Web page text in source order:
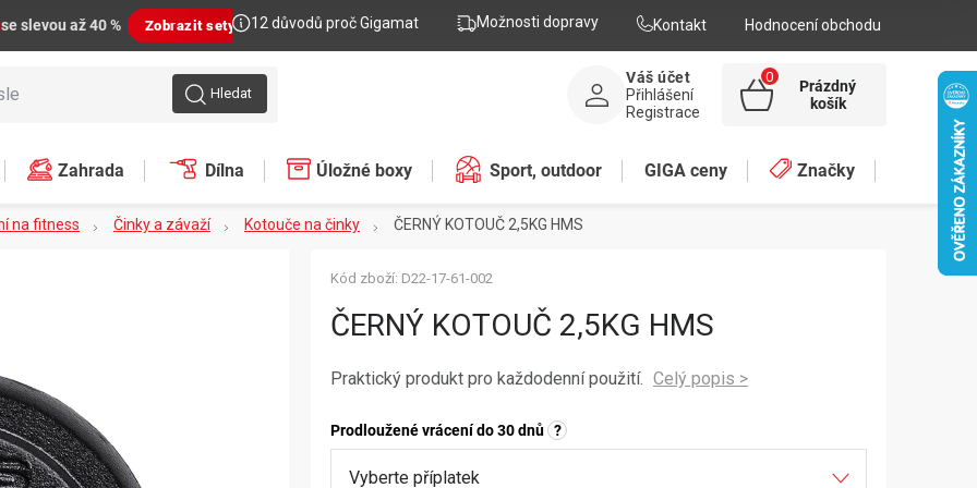
se slevou až 40 % Zobrazit sety 12 důvodů proč Gigamat Možnosti dopravy Kontakt Hodnocení obchodu
Hledat
Váš účet
Přihlášení
Registrace
NÁKUPNÍ
Prázdný
košík
Zahrada Dílna Úložné boxy Sport, outdoor GIGA ceny Značky
na fitness Činky a závaží Kotouče na činky ČERNÝ KOTOUČ 2,5KG HMS
ČERNÝ KOTOUČ 2,5KG HMS
Praktický produkt pro každodenní použití.
Prodloužené vrácení do 30 dnů ?
Kód zboží: D22-17-61-002